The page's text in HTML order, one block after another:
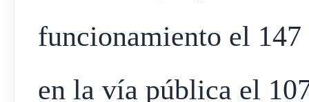
funcionamiento el 147
en la vía pública el